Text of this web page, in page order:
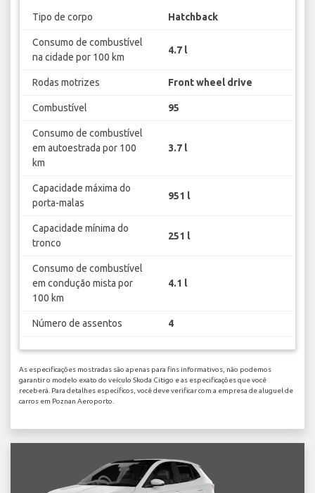
Tipo de corpo Hatchback
Consumo de combustível
na cidade por 100 km
4.7 l
Rodas motrizes Front wheel drive
Combustível 95
Consumo de combustível
em autoestrada por 100
km
3.7 l
Capacidade máxima do
porta-malas
951 l
Capacidade mínima do
tronco
251 l
Consumo de combustível
em condução mista por
100 km
4.1 l
Número de assentos 4
As especificações mostradas são apenas para fins informativos, não podemos
garantir o modelo exato do veículo Skoda Citigo e as especificações que você
receberá. Para detalhes específicos, você deve verificar com a empresa de aluguel de
carros em Poznan Aeroporto.